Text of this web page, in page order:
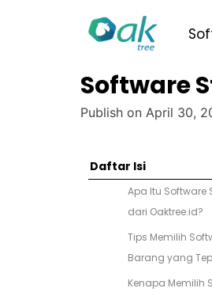
Software
Publish on April 30,
Daftar Isi
Apa Itu Software
dari Oaktree.id?
Tips Memilih
Barang yang
Kenapa Memilih